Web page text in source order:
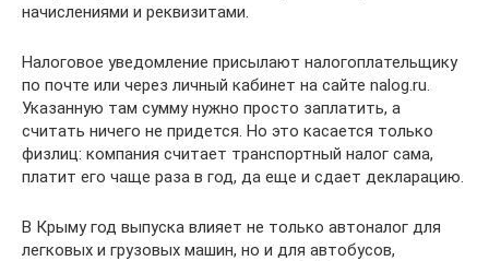
начислениями и реквизитами.
Налоговое уведомление присылают налогоплательщику
по почте или через личный кабинет на сайте nalog.ru.
Указанную там сумму нужно просто заплатить, а
считать ничего не придется. Но это касается только
физлиц: компания считает транспортный налог сама,
платит его чаще раза в год, да еще и сдает декларацию.
В Крыму год выпуска влияет не только автоналог для
легковых и грузовых машин, но и для автобусов,